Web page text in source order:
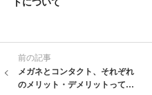
前の記事
メガネとコンタクト、それぞれ
のメリット・デメリットって